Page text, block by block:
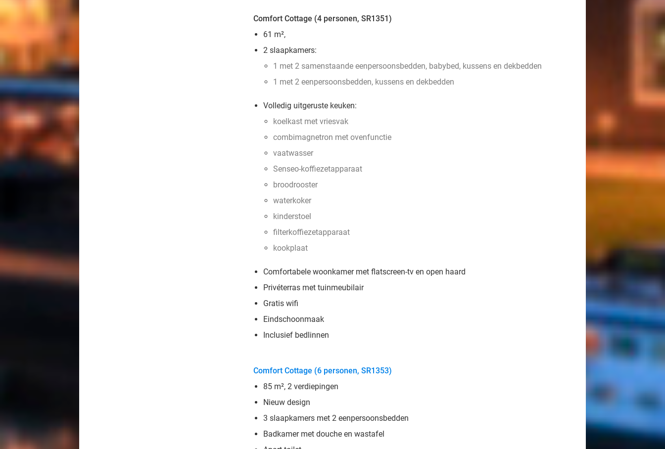
Comfort Cottage (4 personen, SR1351)
61 m²,
2 slaapkamers:
1 met 2 samenstaande eenpersoonsbedden, babybed, kussens en dekbedden
1 met 2 eenpersoonsbedden, kussens en dekbedden
Volledig uitgeruste keuken:
koelkast met vriesvak
combimagnetron met ovenfunctie
vaatwasser
Senseo-koffiezetapparaat
broodrooster
waterkoker
kinderstoel
filterkoffiezetapparaat
kookplaat
Comfortabele woonkamer met flatscreen-tv en open haard
Privéterras met tuinmeubilair
Gratis wifi
Eindschoonmaak
Inclusief bedlinnen
Comfort Cottage (6 personen, SR1353)
85 m², 2 verdiepingen
Nieuw design
3 slaapkamers met 2 eenpersoonsbedden
Badkamer met douche en wastafel